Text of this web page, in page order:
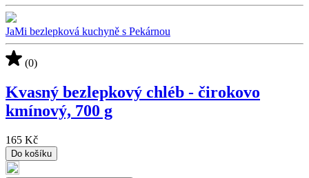
JaMi bezlepková kuchyně s Pekárnou
(0)
Kvasný bezlepkový chléb - čirokovo
kmínový, 700 g
165 Kč
Do košíku